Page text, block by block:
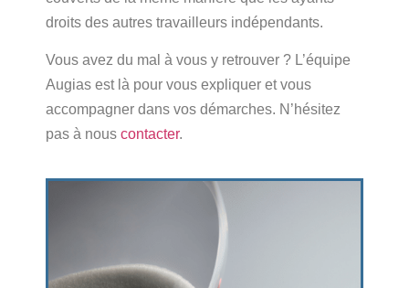
droits des autres travailleurs indépendants.
Vous avez du mal à vous y retrouver ? L’équipe
Augias est là pour vous expliquer et vous
accompagner dans vos démarches. N’hésitez
pas à nous contacter.